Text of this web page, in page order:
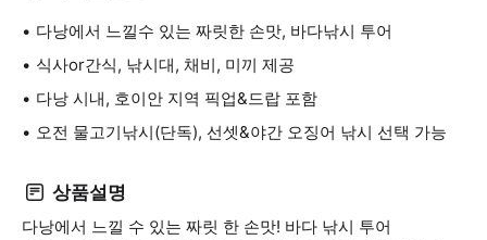
다낭에서 느낄수 있는 짜릿한 손맛, 바다낚시 투어
식사or간식, 낚시대, 채비, 미끼 제공
다낭 시내, 호이안 지역 픽업&드랍 포함
오전 물고기낚시(단독), 선셋&야간 오징어 낚시 선택 가능
상품설명
다낭에서 느낄 수 있는 짜릿 한 손맛! 바다 낚시 투어